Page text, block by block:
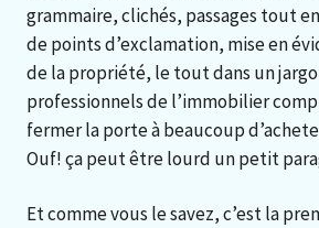
grammaire, clichés, passages tout
de points d’exclamation, mise en
de la propriété, le tout dans un
professionnels de l’immobilier
fermer la porte à beaucoup
Ouf! ça peut être lourd un petit
Et comme vous le savez, c’est la